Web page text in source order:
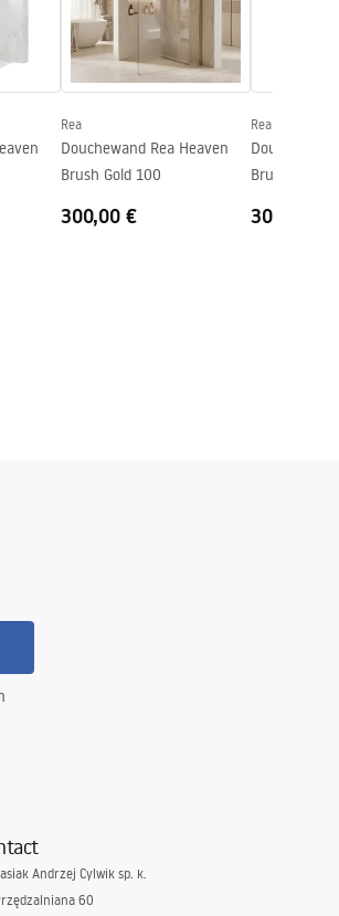
Rea
Douchewand Rea Heaven
Brush Gold 100
300,00 €
Rea
Brush Gold
308,00 €
Andrzej Cylwik sp. k.
60